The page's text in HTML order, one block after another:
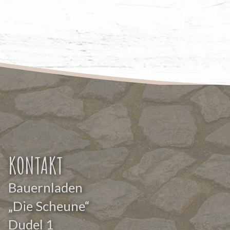
KONTAKT
Bauernladen
„Die Scheune“
Dudel 1